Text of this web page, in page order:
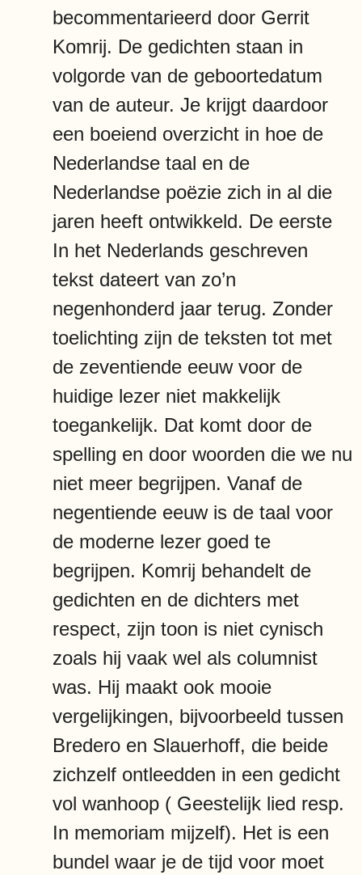
becommentarieerd door Gerrit
Komrij. De gedichten staan in
volgorde van de geboortedatum
van de auteur. Je krijgt daardoor
een boeiend overzicht in hoe de
Nederlandse taal en de
Nederlandse poëzie zich in al die
jaren heeft ontwikkeld. De eerste
In het Nederlands geschreven
tekst dateert van zo’n
negenhonderd jaar terug. Zonder
toelichting zijn de teksten tot met
de zeventiende eeuw voor de
huidige lezer niet makkelijk
toegankelijk. Dat komt door de
spelling en door woorden die we nu
niet meer begrijpen. Vanaf de
negentiende eeuw is de taal voor
de moderne lezer goed te
begrijpen. Komrij behandelt de
gedichten en de dichters met
respect, zijn toon is niet cynisch
zoals hij vaak wel als columnist
was. Hij maakt ook mooie
vergelijkingen, bijvoorbeeld tussen
Bredero en Slauerhoff, die beide
zichzelf ontleedden in een gedicht
vol wanhoop ( Geestelijk lied resp.
In memoriam mijzelf). Het is een
bundel waar je de tijd voor moet